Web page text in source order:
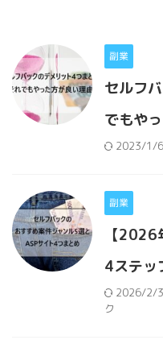
副業
セルフ
でもや
2023/1/6
副業
【
4ステッ
2026/2/3
ク